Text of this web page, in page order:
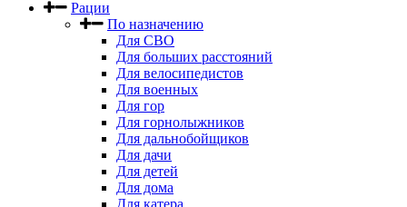
Рации
По назначению
Для СВО
Для больших расстояний
Для велосипедистов
Для военных
Для гор
Для горнолыжников
Для дальнобойщиков
Для дачи
Для детей
Для дома
Для катера